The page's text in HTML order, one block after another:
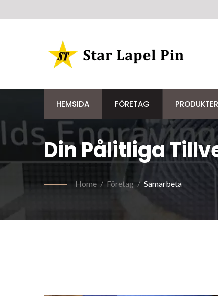
HEMSIDA FÖRETAG PRODUKTER
Din Pålitliga
Och Kända
Home / Företag / Samarbeta